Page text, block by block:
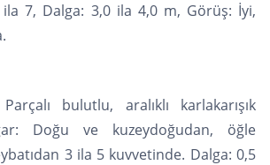
7, Dalga: 3,0 ila 4,0 m, Görüş: İyi,
bulutlu, aralıklı karlakarışık
Doğu ve kuzeydoğudan, öğle
3 ila 5 kuvvetinde. Dalga: 0,5